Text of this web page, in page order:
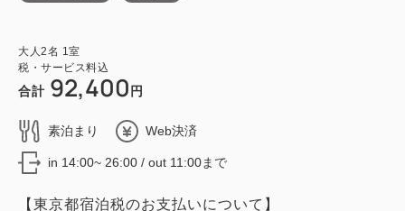
大人 2名 1 室
税・サービス料込
合計 92,400 円
素泊まり Web決済
in 14:00~ 26:00 / out 11:00まで
【東京都宿泊税のお支払いについて】